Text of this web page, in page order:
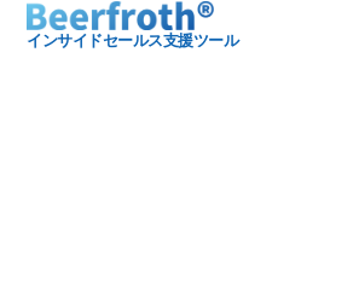
インサイドセールス支援ツール